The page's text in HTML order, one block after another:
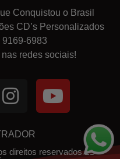
Conquistou o Brasil
CD’s Personalizados
9169-6983
redes sociais!
direitos reservados LS